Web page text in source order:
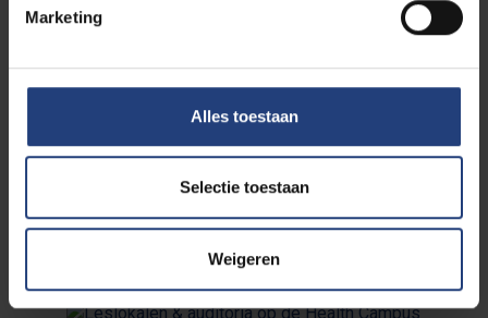
Marketing
Alles toestaan
Selectie toestaan
Weigeren
Reserveer je leslokaal
Bekijk meer foto's